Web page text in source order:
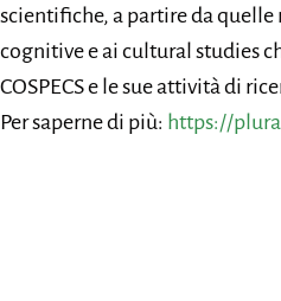
scientifiche, a partire da quelle
cognitive e ai cultural studies
COSPECS e le sue attività di
Per saperne di più: https://